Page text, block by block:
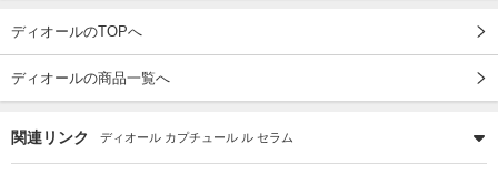
ディオールのTOPへ
ディオールの商品一覧へ
関連リンク ディオール カプチュール ル セラム